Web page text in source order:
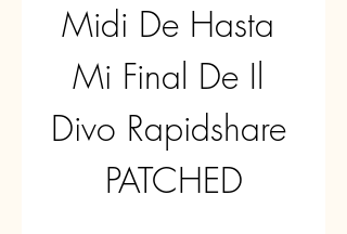
Midi De Hasta
Mi Final De Il
Divo Rapidshare
PATCHED